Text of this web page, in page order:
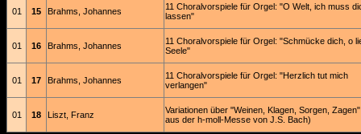
01 15 Brahms, Johannes
11 Choralvorspiele für Orgel: "O Welt, ich muss
lassen"
01 16 Brahms, Johannes
11 Choralvorspiele für Orgel: "Schmücke dich, o
Seele"
01 17 Brahms, Johannes
11 Choralvorspiele für Orgel: "Herzlich tut mich
verlangen"
01 18 Liszt, Franz
Variationen über "Weinen, Klagen, Sorgen,
aus der h-moll-Messe von J.S. Bach)